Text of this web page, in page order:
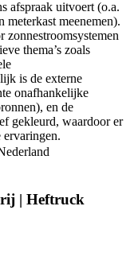
afspraak uitvoert (o.a.
meenemen).
zonnestroomsystemen
thema’s zoals
is de externe
onafhankelijke
en de
gekleurd, waardoor er
| Heftruck